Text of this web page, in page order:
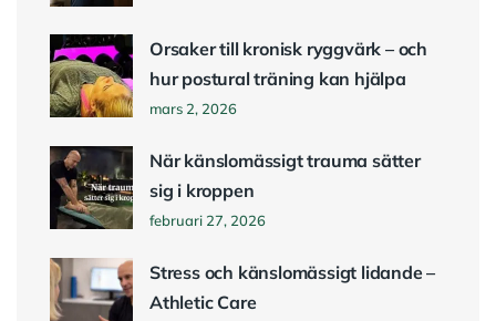
Orsaker till kronisk ryggvärk – och
hur postural träning kan hjälpa
mars 2, 2026
När känslomässigt trauma sätter
sig i kroppen
februari 27, 2026
Stress och känslomässigt lidande –
Athletic Care